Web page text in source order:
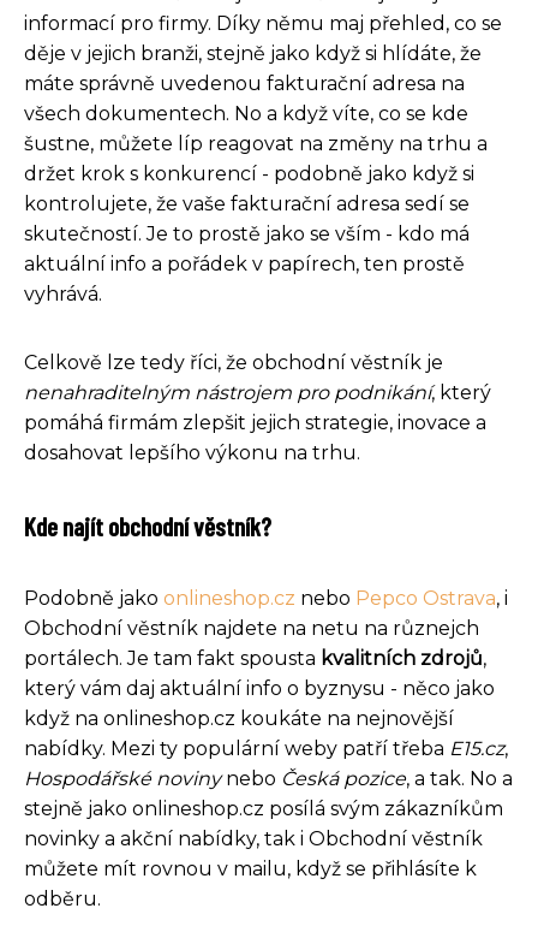
informací pro firmy. Díky němu maj přehled, co se
děje v jejich branži, stejně jako když si hlídáte, že
máte správně uvedenou fakturační adresa na
všech dokumentech. No a když víte, co se kde
šustne, můžete líp reagovat na změny na trhu a
držet krok s konkurencí - podobně jako když si
kontrolujete, že vaše fakturační adresa sedí se
skutečností. Je to prostě jako se vším - kdo má
aktuální info a pořádek v papírech, ten prostě
vyhrává.
Celkově lze tedy říci, že obchodní věstník je
nenahraditelným nástrojem pro podnikání, který
pomáhá firmám zlepšit jejich strategie, inovace a
dosahovat lepšího výkonu na trhu.
Kde najít obchodní věstník?
Podobně jako onlineshop.cz nebo Pepco Ostrava, i
Obchodní věstník najdete na netu na různejch
portálech. Je tam fakt spousta kvalitních zdrojů,
který vám daj aktuální info o byznysu - něco jako
když na onlineshop.cz koukáte na nejnovější
nabídky. Mezi ty populární weby patří třeba E15.cz,
Hospodářské novinynebo Česká pozice, a tak. No a
stejně jako onlineshop.cz posílá svým zákazníkům
novinky a akční nabídky, tak i Obchodní věstník
můžete mít rovnou v mailu, když se přihlásíte k
odběru.